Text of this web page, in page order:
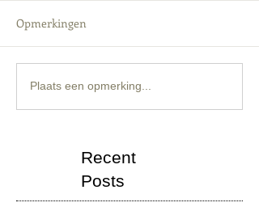
Opmerkingen
Plaats een opmerking...
Recent
Posts